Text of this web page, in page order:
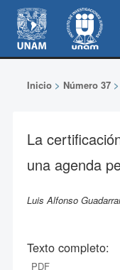
Inicio> Número 37>
La
una agenda
Luis Alfonso
Texto completo:
PDF